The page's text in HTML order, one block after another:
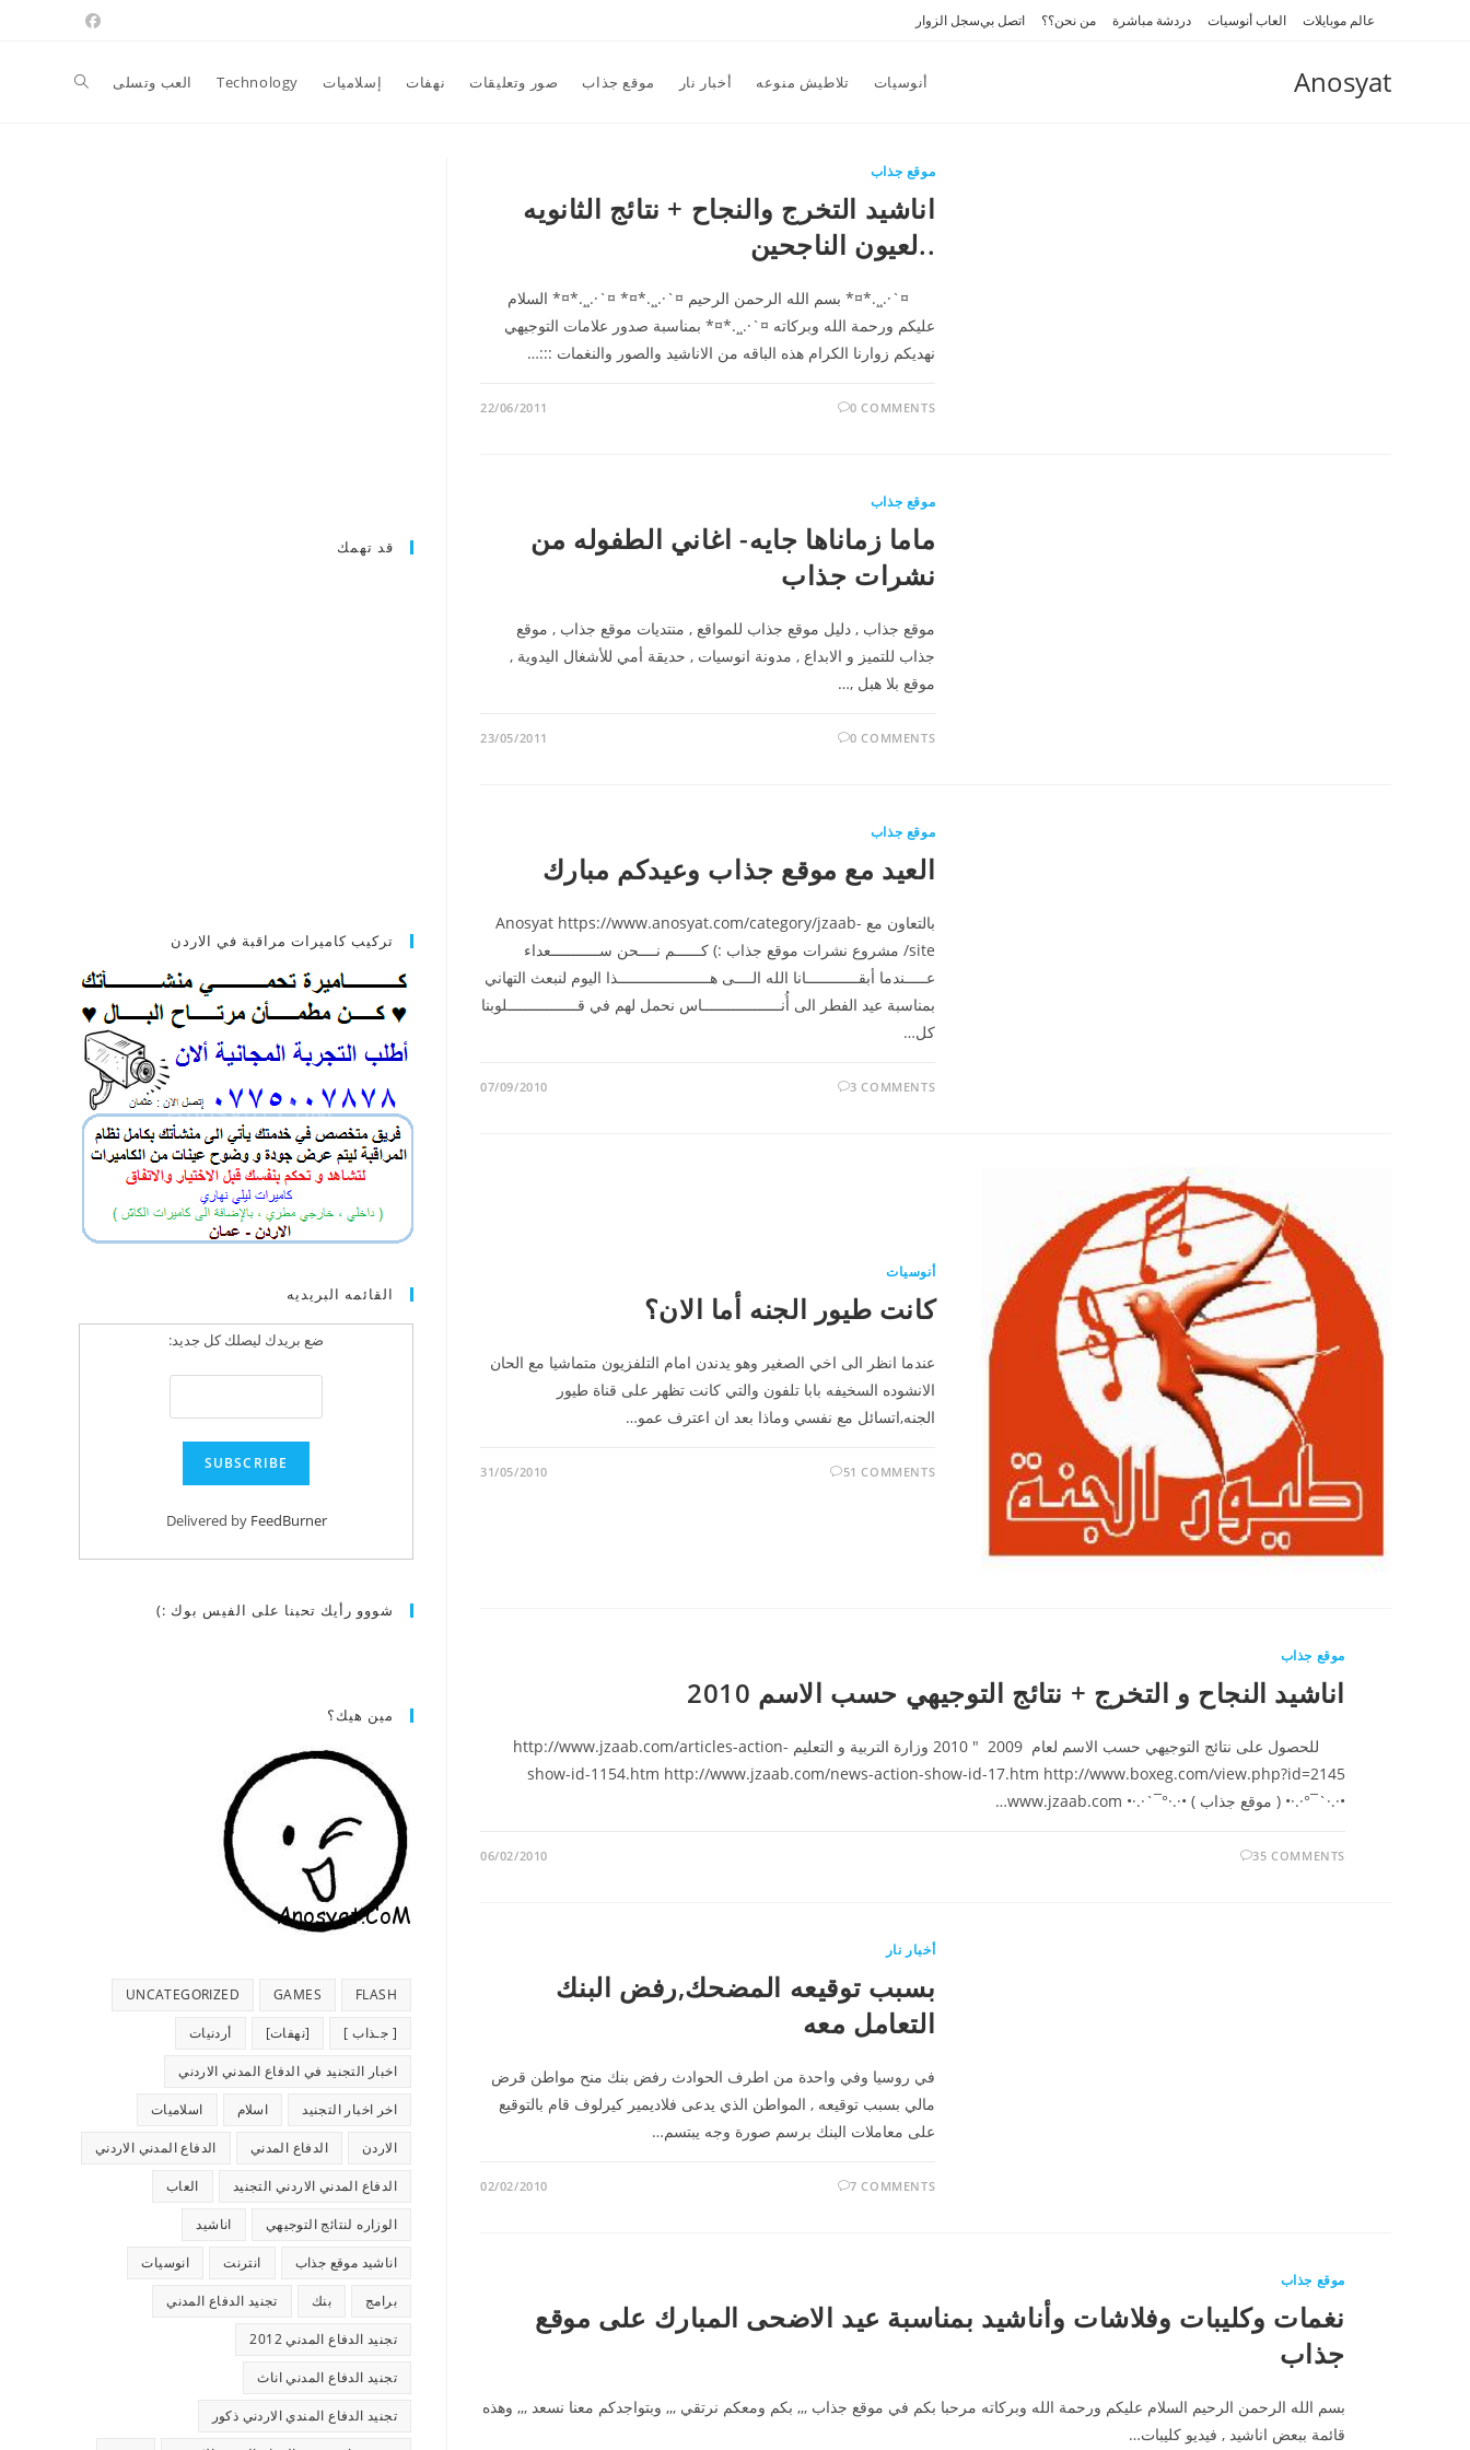
عالم موبايلات العاب أنوسيات دردشة مباشرة من نحن؟؟ اتصل بيسجل الزوار
Anosyat أنوسيات تلاطيش منوعه أخبار نار موقع جذاب صور وتعليقات نهفات إسلاميات Technology العب وتسلى Toggle
موقع جذاب
اناشيد التخرج والنجاح + نتائج الثانويه
..لعيون الناجحين
¤`·.¸¸.*¤* بسم الله الرحمن الرحيم ¤`·.¸¸.*¤* ¤`·.¸¸.*¤* السلام
عليكم ورحمة الله وبركاته ¤`·.¸¸.*¤* بمناسبة صدور علامات التوجيهي
نهديكم زوارنا الكرام هذه الباقه من الاناشيد والصور والنغمات :::…
0 COMMENTS
22/06/2011
موقع جذاب
ماما زماناها جايه- اغاني الطفوله من
نشرات جذاب
موقع جذاب , دليل موقع جذاب للمواقع , منتديات موقع جذاب , موقع
جذاب للتميز و الابداع , مدونة انوسيات , حديقة أمي للأشغال اليدوية ,
موقع بلا هبل ,…
0 COMMENTS
23/05/2011
موقع جذاب
العيد مع موقع جذاب وعيدكم مبارك
بالتعاون مع Anosyat https://www.anosyat.com/category/jzaab-
site/ مشروع نشرات موقع جذاب :) كــــــم نــــحن ســـــــــــعداء
عـــــندما أبقــــــــــــانا الله الــــى هـــــــــــــــــــــذا اليوم لنبعث التهاني
بمناسبة عيد الفطر الى أُنــــــــــــــــــاس نحمل لهم في قــــــــــــــــلوبنا
كل…
3 COMMENTS
07/09/2010
أنوسيات
كانت طيور الجنه أما الان؟
عندما انظر الى اخي الصغير وهو يدندن امام التلفزيون متماشيا مع الحان
الانشوده السخيفه بابا تلفون والتي كانت تظهر على قناة طيور
الجنه,اتسائل مع نفسي وماذا بعد ان اعترف عمو…
51 COMMENTS
31/05/2010
موقع جذاب
اناشيد النجاح و التخرج + نتائج التوجيهي حسب الاسم 2010
للحصول على نتائج التوجيهي حسب الاسم لعام 2009 " 2010 وزارة التربية و التعليم http://www.jzaab.com/articles-action-
•·.·`¯°·.·• ( موقع جذاب ) •·.·°¯`·.·• www.jzaab.com…
35 COMMENTS
06/02/2010
أخبار نار
بسبب توقيعه المضحك,رفض البنك
التعامل معه
في روسيا وفي واحدة من اطرف الحوادث رفض بنك منح مواطن قرض
مالي بسبب توقيعه , المواطن الذي يدعى فلاديمير كيرلوف قام بالتوقيع
على معاملات البنك برسم صورة وجه يبتسم…
7 COMMENTS
02/02/2010
موقع جذاب
نغمات وكليبات وفلاشات وأناشيد بمناسبة عيد الاضحى المبارك على موقع
جذاب
بسم الله الرحمن الرحيم السلام عليكم ورحمة الله وبركاته مرحبا بكم في موقع جذاب ,,, بكم ومعكم نرتقي ,,, وبتواجدكم معنا نسعد ,,, وهذه
قائمة ببعض اناشيد , فيديو كليبات…
قد تهمك
تركيب كاميرات مراقبة في الاردن
القائمه البريديه
ضع بريدك ليصلك كل جديد:
Delivered by FeedBurner
شووو رأيك تحبنا على الفيس بوك :)
مين هيك؟
FLASH
GAMES
UNCATEGORIZED
[ جـذاب ] [نهفات] أردنيات
اخبار التجنيد في الدفاع المدني الاردني
اخر اخبار التجنيد اسلام اسلاميات
الاردن الدفاع المدني الدفاع المدني الاردني
الدفاع المدني الاردني التجنيد العاب
الوزاره لنتائج التوجيهي اناشيد
اناشيد موقع جذاب انترنت انوسيات
برامج بنك تجنيد الدفاع المدني
تجنيد الدفاع المدني 2012
تجنيد الدفاع المدني اناث
تجنيد الدفاع المندي الاردني ذكور